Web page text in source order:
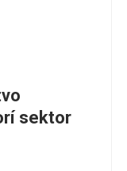
sektor